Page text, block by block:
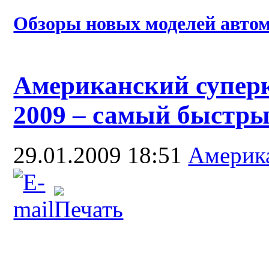
Обзоры новых моделей
Американский
2009 – самый
29.01.2009 18:51